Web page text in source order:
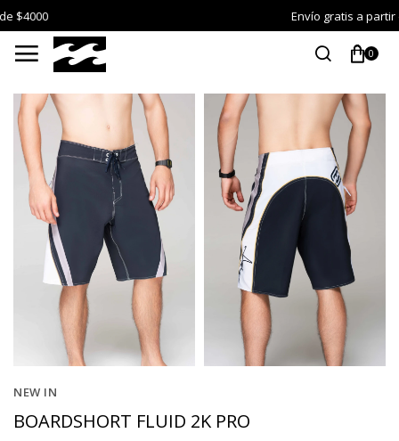
0

NEW IN
BOARDSHORT FLUID 2K PRO